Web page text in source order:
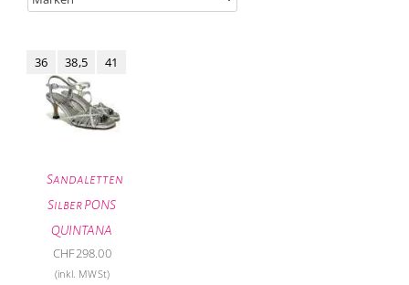
Sandaletten
Silber PONS
QUINTANA
36 38,5 41
CHF298.00
(inkl. MWSt)